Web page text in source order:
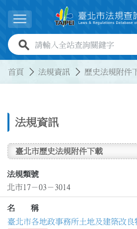
展開選單
全站查詢關鍵字欄位
首頁 法規資訊 歷史法規附件
法規資訊
臺北市歷史法規附件下載
法規類號
北市17－03－3014
名 稱
臺北市各地政事務所土地及建築改